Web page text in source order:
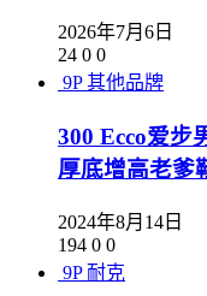
2026年7月6日
24 0 0
9P 其他品牌
300 Ecco爱步
厚底增高老爹
2024年8月14日
194 0 0
9P 耐克